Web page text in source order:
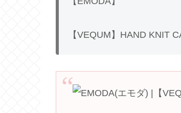
【VEQUM】HAND KNIT